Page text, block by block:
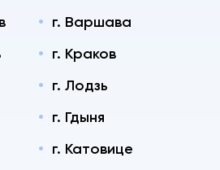
г. Варшава
г. Краков
г. Лодзь
г. Гдыня
г. Катовице